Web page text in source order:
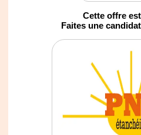
Cette offre
Faites une